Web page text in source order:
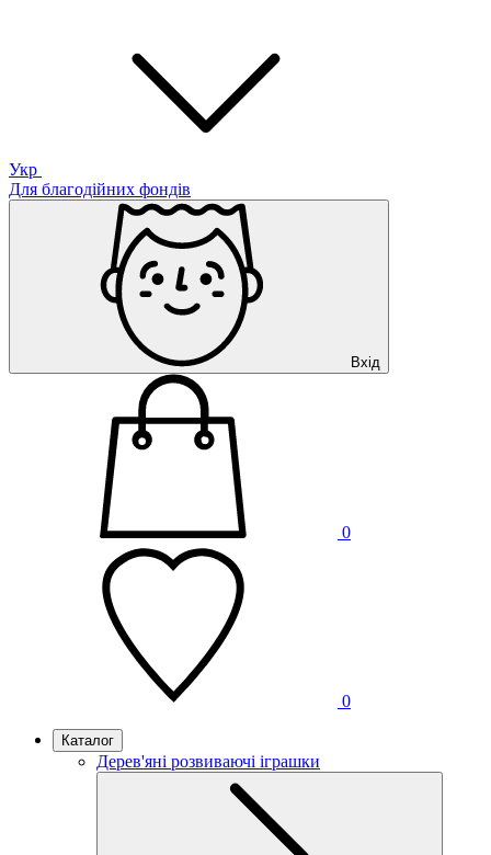
Укр
Для благодійних фондів
Вхід
0
0
Каталог
Дерев'яні розвиваючі іграшки